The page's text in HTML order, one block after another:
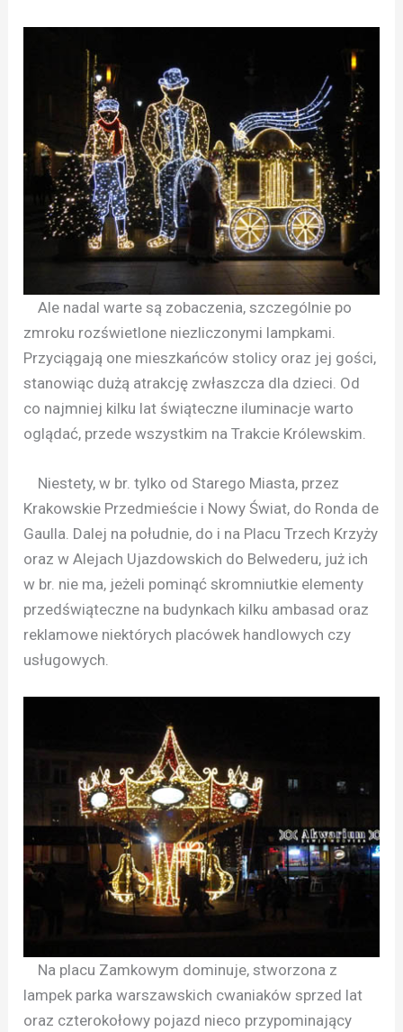
Ale nadal warte są zobaczenia, szczególnie po
zmroku rozświetlone niezliczonymi lampkami.
Przyciągają one mieszkańców stolicy oraz jej gości,
stanowiąc dużą atrakcję zwłaszcza dla dzieci. Od
co najmniej kilku lat świąteczne iluminacje warto
oglądać, przede wszystkim na Trakcie Królewskim.
Niestety, w br. tylko od Starego Miasta, przez
Krakowskie Przedmieście i Nowy Świat, do Ronda de
Gaulla. Dalej na południe, do i na Placu Trzech Krzyży
oraz w Alejach Ujazdowskich do Belwederu, już ich
w br. nie ma, jeżeli pominąć skromniutkie elementy
przedświąteczne na budynkach kilku ambasad oraz
reklamowe niektórych placówek handlowych czy
usługowych.
Na placu Zamkowym dominuje, stworzona z
lampek parka warszawskich cwaniaków sprzed lat
oraz czterokołowy pojazd nieco przypominający